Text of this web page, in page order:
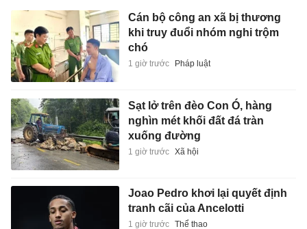
Cán bộ công an xã bị thương
khi truy đuổi nhóm nghi trộm
chó
1 giờ trước Pháp luật
Sạt lở trên đèo Con Ó, hàng
nghìn mét khối đất đá tràn
xuống đường
1 giờ trước Xã hội
Joao Pedro khơi lại quyết định
tranh cãi của Ancelotti
1 giờ trước Thể thao